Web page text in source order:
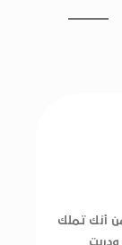
أنك تملك